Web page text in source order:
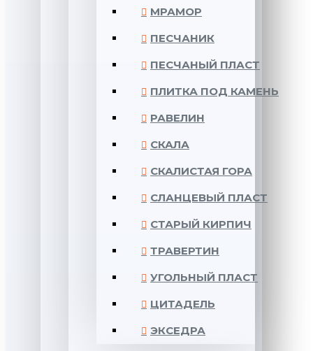
МРАМОР
ПЕСЧАНИК
ПЕСЧАНЫЙ ПЛАСТ
ПЛИТКА ПОД КАМЕНЬ
РАВЕЛИН
СКАЛА
СКАЛИСТАЯ ГОРА
СЛАНЦЕВЫЙ ПЛАСТ
СТАРЫЙ КИРПИЧ
ТРАВЕРТИН
УГОЛЬНЫЙ ПЛАСТ
ЦИТАДЕЛЬ
ЭКСЕДРА